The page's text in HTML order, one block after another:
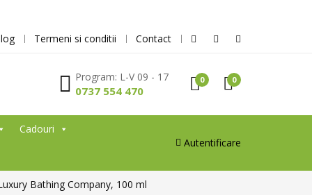
Termeni si conditii Contact
Program: L-V 09 - 17
0737 554 470
0 0
Cadouri
Autentificare
Bathing Company, 100 ml